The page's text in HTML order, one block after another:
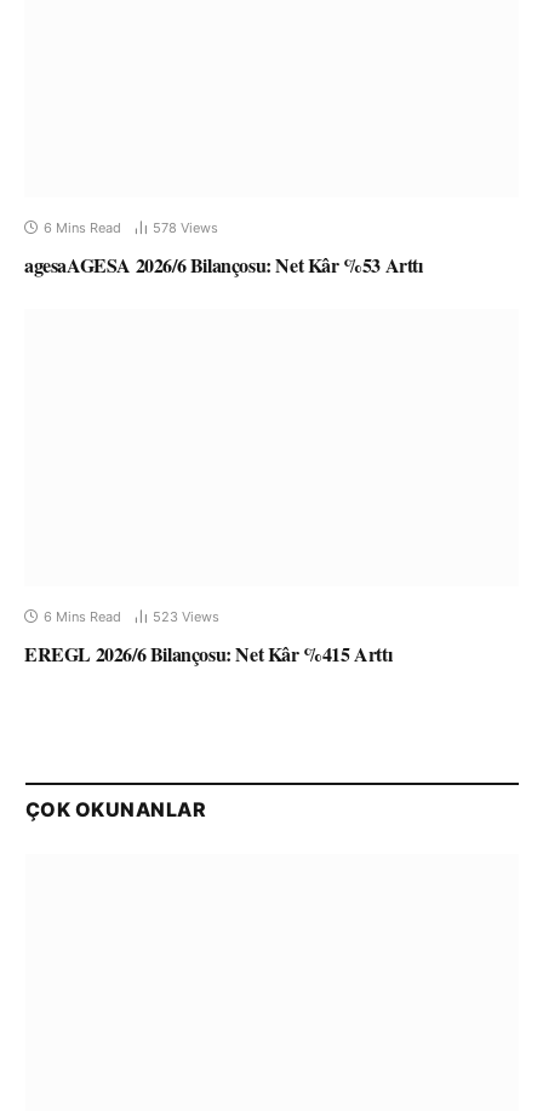
6 Mins Read 578 Views
agesaAGESA 2026/6 Bilançosu: Net Kâr %53 Arttı
6 Mins Read 523 Views
EREGL 2026/6 Bilançosu: Net Kâr %415 Arttı
ÇOK OKUNANLAR